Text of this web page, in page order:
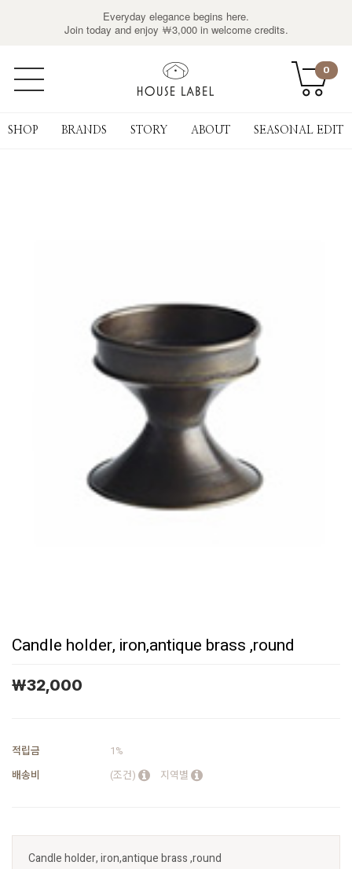
Everyday elegance begins here.
Join today and enjoy ￦3,000 in welcome credits.
0
SHOP BRANDS STORY ABOUT SEASONAL EDIT
Candle holder, iron,antique brass ,round
￦32,000
적립금
1%
배송비
(조건) 지역별
Candle holder, iron,antique brass ,round